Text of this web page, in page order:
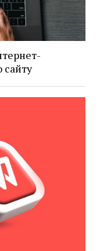
сайту